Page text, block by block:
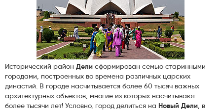
Исторический район Дели сформирован семью старинными
городами, построенных во времена различных царских
династий. В городе насчитывается более 60 тысяч важных
архитектурных объектов, многие из которых насчитывают
более тысячи лет! Условно, город делиться на Новый Дели, в